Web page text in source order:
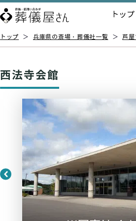
トップ
トップ ＞ 兵庫県の斎場・葬儀社一覧 ＞ 芦
西法寺会館